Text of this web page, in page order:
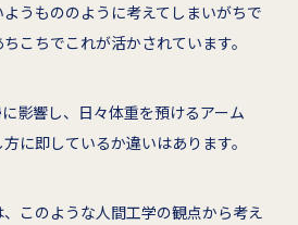
うもののように考えてしまいがちで
こちでこれが活かされています。
影響し、日々体重を預けるアーム
に即しているか違いはあります。
このような人間工学の観点から考え